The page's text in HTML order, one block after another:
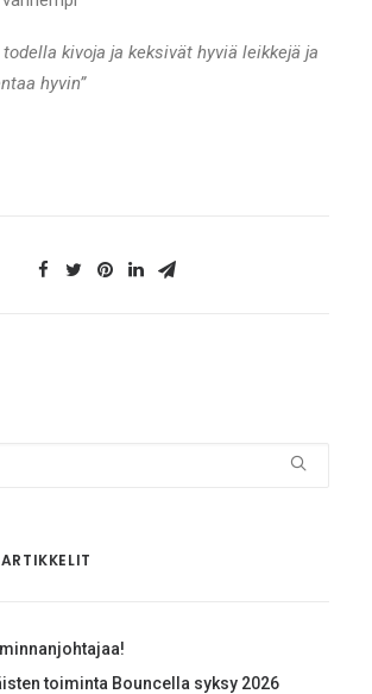
todella kivoja ja keksivät hyviä leikkejä ja
hyvin”
toiminta Bouncella syksy 2026